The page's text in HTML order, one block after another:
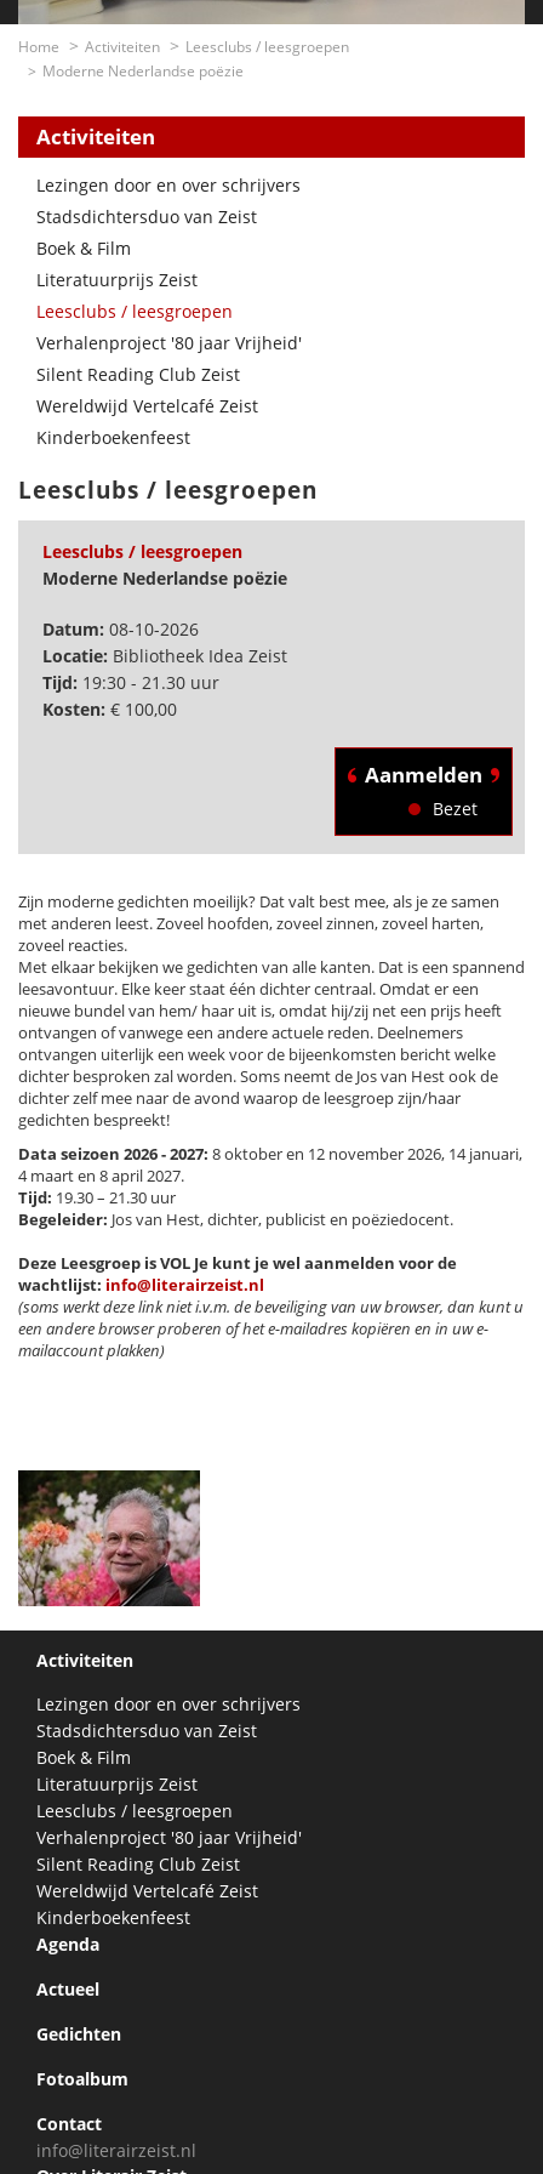
Home Activiteiten
Leesclubs / leesgroepen
Moderne Nederlandse poëzie
Activiteiten
Lezingen door en over schrijvers
Stadsdichtersduo van Zeist
Boek & Film
Literatuurprijs Zeist
Leesclubs / leesgroepen
Verhalenproject '80 jaar Vrijheid'
Silent Reading Club Zeist
Wereldwijd Vertelcafé Zeist
Kinderboekenfeest
Leesclubs / leesgroepen
Leesclubs / leesgroepen
Moderne Nederlandse poëzie
Datum: 08-10-2026
Locatie: Bibliotheek Idea Zeist
Tijd: 19:30 - 21.30 uur
Kosten: € 100,00
Aanmelden
Bezet
Zijn moderne gedichten moeilijk? Dat valt best mee, als je ze samen
met anderen leest. Zoveel hoofden, zoveel zinnen, zoveel harten,
zoveel reacties.
Met elkaar bekijken we gedichten van alle kanten. Dat is een spannend
leesavontuur. Elke keer staat één dichter centraal. Omdat er een
nieuwe bundel van hem/ haar uit is, omdat hij/zij net een prijs heeft
ontvangen of vanwege een andere actuele reden. Deelnemers
ontvangen uiterlijk een week voor de bijeenkomsten bericht welke
dichter besproken zal worden. Soms neemt de Jos van Hest ook de
dichter zelf mee naar de avond waarop de leesgroep zijn/haar
gedichten bespreekt!
Data seizoen 2026 - 2027: 8 oktober en 12 november 2026, 14 januari,
4 maart en 8 april 2027.
Tijd: 19.30 – 21.30 uur
Begeleider: Jos van Hest, dichter, publicist en poëziedocent.
Deze Leesgroep is VOL Je kunt je wel aanmelden voor de
wachtlijst: info@literairzeist.nl
(soms werkt deze link niet i.v.m. de beveiliging van uw browser, dan kunt u
een andere browser proberen of het e-mailadres kopiëren en in uw e-
mailaccount plakken)
Activiteiten
Lezingen door en over schrijvers
Stadsdichtersduo van Zeist
Boek & Film
Literatuurprijs Zeist
Leesclubs / leesgroepen
Verhalenproject '80 jaar Vrijheid'
Silent Reading Club Zeist
Wereldwijd Vertelcafé Zeist
Kinderboekenfeest
Agenda
Actueel
Gedichten
Fotoalbum
Contact
info@literairzeist.nl